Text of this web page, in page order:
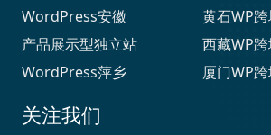
WordPress安徽
黄石WP
产品展示型独立站
西藏WP
WordPress萍乡
厦门WP
关注我们